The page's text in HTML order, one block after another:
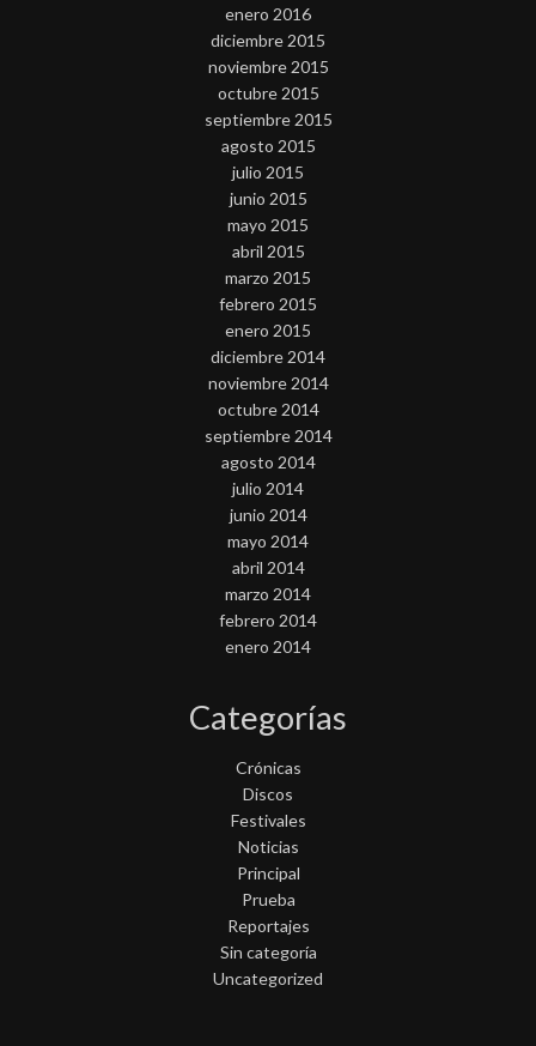
enero 2016
diciembre 2015
noviembre 2015
octubre 2015
septiembre 2015
agosto 2015
julio 2015
junio 2015
mayo 2015
abril 2015
marzo 2015
febrero 2015
enero 2015
diciembre 2014
noviembre 2014
octubre 2014
septiembre 2014
agosto 2014
julio 2014
junio 2014
mayo 2014
abril 2014
marzo 2014
febrero 2014
enero 2014
Categorías
Crónicas
Discos
Festivales
Noticias
Principal
Prueba
Reportajes
Sin categoría
Uncategorized